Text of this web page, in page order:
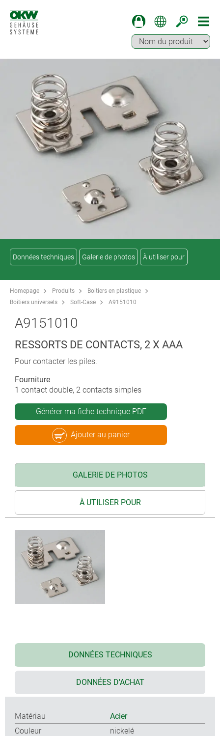
Données techniques Galerie de photos À utiliser pour
Homepage Produits
Boitiers en plastique
Boitiers universels
Soft-Case A9151010
A9151010
RESSORTS DE CONTACTS, 2 X AAA
Pour contacter les piles.
Fourniture
1 contact double, 2 contacts simples
Générer ma fiche technique PDF
Ajouter au panier
GALERIE DE PHOTOS
À UTILISER POUR
DONNÉES TECHNIQUES
DONNÉES D'ACHAT
Matériau
Acier
Couleur
nickelé